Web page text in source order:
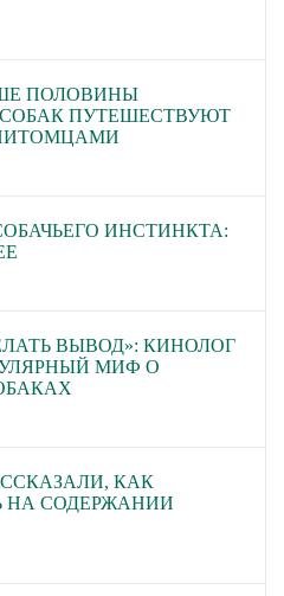
ПОЛОВИНЫ
ПУТЕШЕСТВУЮТ
ИНСТИНКТА:
ВЫВОД»: КИНОЛОГ
МИФ О
КАК
НА СОДЕРЖАНИИ